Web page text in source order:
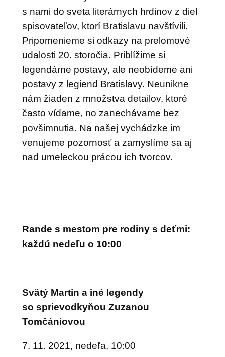
s nami do sveta literárnych hrdinov z diel
spisovateľov, ktorí Bratislavu navštívili.
Pripomenieme si odkazy na prelomové
udalosti 20. storočia. Priblížime si
legendárne postavy, ale neobídeme ani
postavy z legiend Bratislavy. Neunikne
nám žiaden z množstva detailov, ktoré
často vídame, no zanechávame bez
povšimnutia. Na našej vychádzke im
venujeme pozornosť a zamyslíme sa aj
nad umeleckou prácou ich tvorcov.
Rande s mestom pre rodiny s deťmi:
každú nedeľu o 10:00
Svätý Martin a iné legendy
so sprievodkyňou Zuzanou
Tomčániovou
7. 11. 2021, nedeľa, 10:00